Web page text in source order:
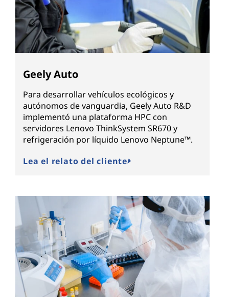
Geely Auto
Para desarrollar vehículos ecológicos y
autónomos de vanguardia, Geely Auto R&D
implementó una plataforma HPC con
servidores Lenovo ThinkSystem SR670 y
refrigeración por líquido Lenovo Neptune™.
Lea el relato del cliente